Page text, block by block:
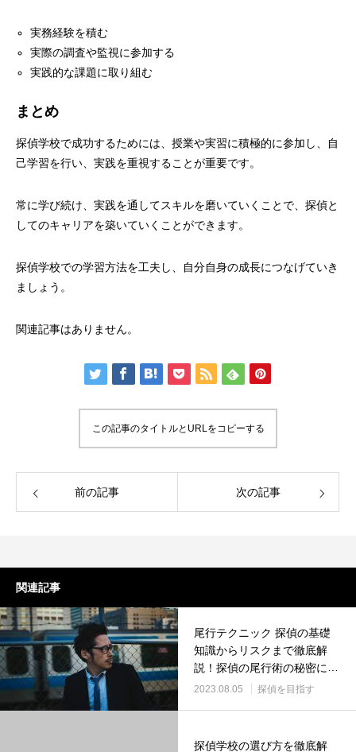
実務経験を積む
実際の調査や監視に参加する
実践的な課題に取り組む
まとめ
探偵学校で成功するためには、授業や実習に積極的に参加し、自
己学習を行い、実践を重視することが重要です。
常に学び続け、実践を通してスキルを磨いていくことで、探偵と
してのキャリアを築いていくことができます。
探偵学校での学習方法を工夫し、自分自身の成長につなげていき
ましょう。
関連記事はありません。
この記事のタイトルとURLをコピーする
前の記事 次の記事
関連記事
尾行テクニック 探偵の基礎
知識からリスクまで徹底解
説！探偵の尾行術の秘密に迫
る
2023.08.05 探偵を目指す
探偵学校の選び方を徹底解